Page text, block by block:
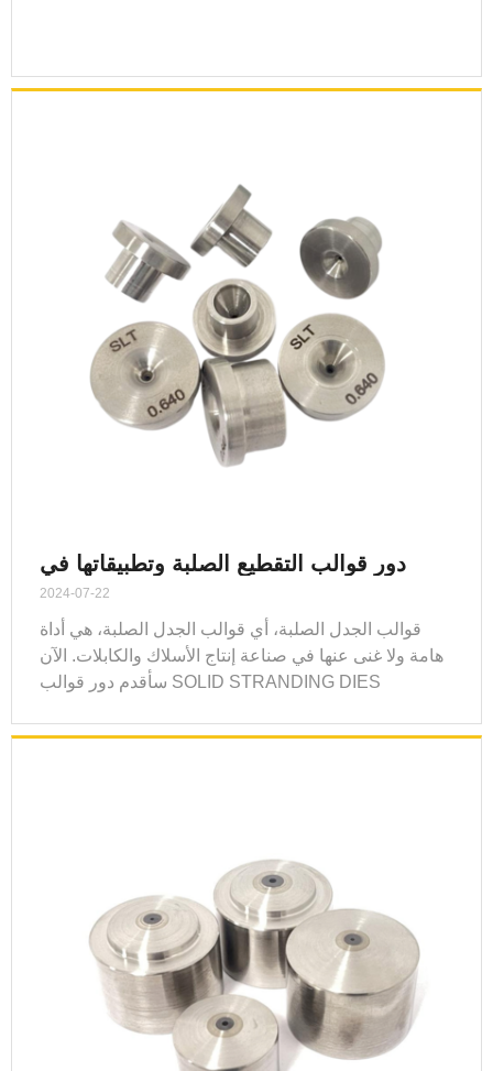
دور قوالب التقطيع الصلبة وتطبيقاتها في
الإنتاج الصناعي
2024-07-22
قوالب الجدل الصلبة، أي قوالب الجدل الصلبة، هي أداة
هامة ولا غنى عنها في صناعة إنتاج الأسلاك والكابلات. الآن
سأقدم دور قوالب SOLID STRANDING DIES